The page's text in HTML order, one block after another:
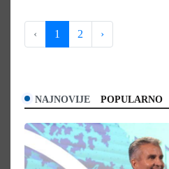
‹ 1 2 ›
NAJNOVIJE POPULARNO